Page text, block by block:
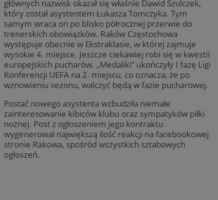
głównych nazwisk okazał się właśnie Dawid Szulczek,
który został asystentem Łukasza Tomczyka. Tym
samym wraca on po blisko półrocznej przerwie do
trenerskich obowiązków. Raków Częstochowa
występuje obecnie w Ekstraklasie, w której zajmuje
wysokie 4. miejsce. Jeszcze ciekawiej robi się w kwestii
europejskich pucharów. „Medaliki” ukończyły I fazę Ligi
Konferencji UEFA na 2. miejscu, co oznacza, że po
wznowieniu sezonu, walczyć będą w fazie pucharowej.
Postać nowego asystenta wzbudziła niemałe
zainteresowanie kibiców klubu oraz sympatyków piłki
nożnej. Post z ogłoszeniem jego kontraktu
wygenerował największą ilość reakcji na facebookowej
stronie Rakowa, spośród wszystkich sztabowych
ogłoszeń.